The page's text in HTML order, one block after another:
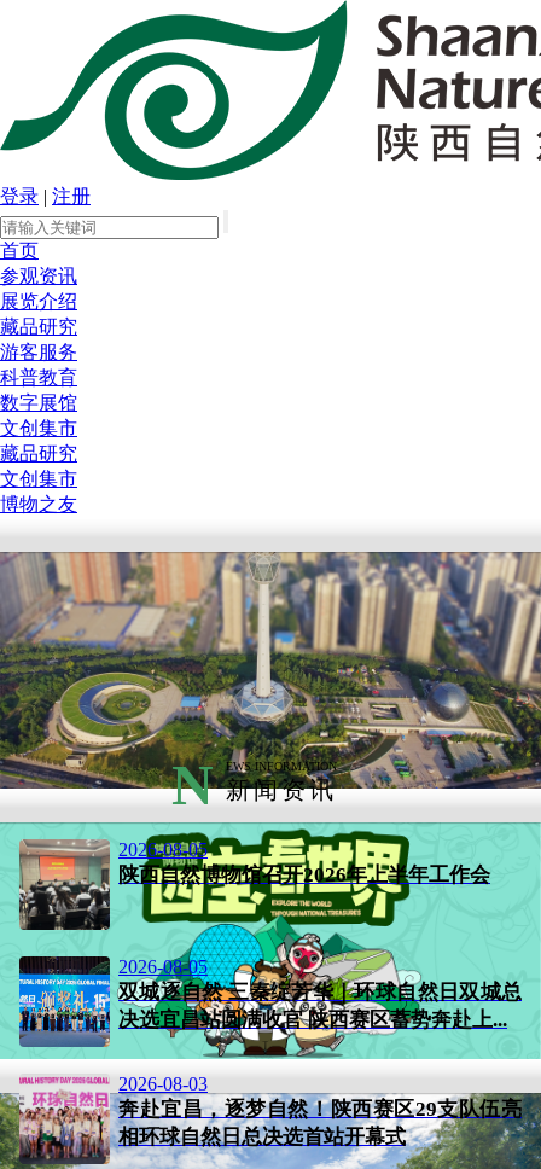
登录 | 注册
首页
参观资讯
展览介绍
藏品研究
游客服务
科普教育
数字展馆
文创集市
藏品研究
文创集市
博物之友
N EWS INFORMATION
新闻资讯
2026-08-05
陕西自然博物馆召开2026年上半年工作会
2026-08-05
双城逐自然 三秦绽芳华｜环球自然日双城总
决选宜昌站圆满收官 陕西赛区蓄势奔赴上...
2026-08-03
奔赴宜昌，逐梦自然！陕西赛区29支队伍亮
相环球自然日总决选首站开幕式